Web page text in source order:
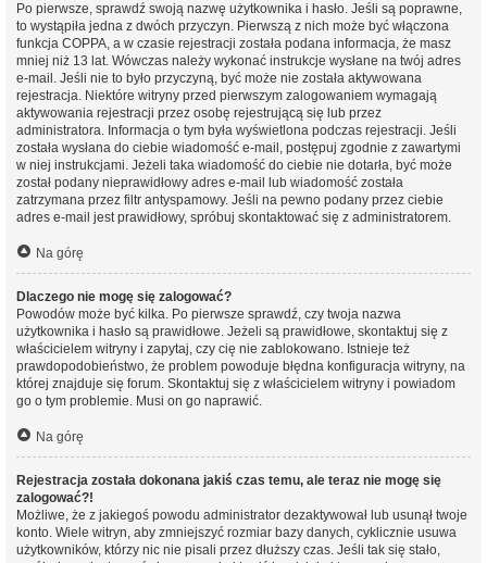
Po pierwsze, sprawdź swoją nazwę użytkownika i hasło. Jeśli są poprawne,
to wystąpiła jedna z dwóch przyczyn. Pierwszą z nich może być włączona
funkcja COPPA, a w czasie rejestracji została podana informacja, że masz
mniej niż 13 lat. Wówczas należy wykonać instrukcje wysłane na twój adres
e-mail. Jeśli nie to było przyczyną, być może nie została aktywowana
rejestracja. Niektóre witryny przed pierwszym zalogowaniem wymagają
aktywowania rejestracji przez osobę rejestrującą się lub przez
administratora. Informacja o tym była wyświetlona podczas rejestracji. Jeśli
została wysłana do ciebie wiadomość e-mail, postępuj zgodnie z zawartymi
w niej instrukcjami. Jeżeli taka wiadomość do ciebie nie dotarła, być może
został podany nieprawidłowy adres e-mail lub wiadomość została
zatrzymana przez filtr antyspamowy. Jeśli na pewno podany przez ciebie
adres e-mail jest prawidłowy, spróbuj skontaktować się z administratorem.
Na górę
Dlaczego nie mogę się zalogować?
Powodów może być kilka. Po pierwsze sprawdź, czy twoja nazwa
użytkownika i hasło są prawidłowe. Jeżeli są prawidłowe, skontaktuj się z
właścicielem witryny i zapytaj, czy cię nie zablokowano. Istnieje też
prawdopodobieństwo, że problem powoduje błędna konfiguracja witryny, na
której znajduje się forum. Skontaktuj się z właścicielem witryny i powiadom
go o tym problemie. Musi on go naprawić.
Na górę
Rejestracja została dokonana jakiś czas temu, ale teraz nie mogę się
zalogować?!
Możliwe, że z jakiegoś powodu administrator dezaktywował lub usunął twoje
konto. Wiele witryn, aby zmniejszyć rozmiar bazy danych, cyklicznie usuwa
użytkowników, którzy nic nie pisali przez dłuższy czas. Jeśli tak się stało,